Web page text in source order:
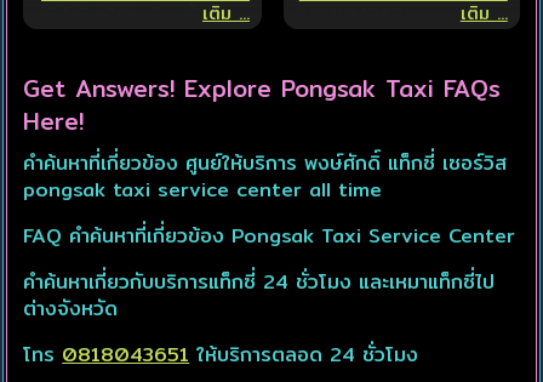
ครับ คนขับรถบริการดีหรือไม่
ไป
ทางศูนย์มีการประเมินคนขับ
ทุกเดือนครับ
ขอบคุณมากครับ คุณลูกค้า
ใช้บริการครั้งถัดไป ติดต่อ
ศูนย์บริการจองรถแท็กซี่โทร
0818043651 ได้โดยตรง
ไปและกลับมีบริการทั่วทุกพื้นที่
ตลอด 24 ชั่วโมงขอบคุณ
ครับ
https://www.pongsaktax
เดินทางที่มีคุณภาพ ทั้งรถที่
มีประสพการณ์ทางด้านการขับ
รถมากกว่า 10 ปีขึ้นไป มี
ยลไทม์ตลอดการเดินทาง
ลูกค้าจึงมั่นใจตลอดการเดิน
ทาง อย่างมั่นใจ
บริการโดยทืมงาน
Pongsaktaxiservice ที่มี
ความชำนาญด้านการขับรถ ที่
มีประสบการ-ขับรถสาธารณะ
สามารถควบคุบใด้สะดวก
ฟรี ไม่มีค่าใช้จ่ายใดๆทั้งสิ้น
พึงพอใจเรียกใช้บริการได้
แนะนำขั้นตอน เรียกรถแท็กซี่
ด่วนๆ
เรียกแท็กซี่เร่งด่วน หรือ จอง
ล่วงหน้า เพื่อความสะดวกและ
รวดเร็ว ทำตามขั้นตอน ดังนี้
PongsakID :@424rfnbg
🚖 แชร์ตำแหน่ง หรือ
location
🚖 แจ้งรายละเอียดปลายทางที่
จะไป
🚖 เลือกรถ ขนาดรถ ที่
เติม ...
ค่าบริการเริ่มต้น 250 บาท
ละ 10 บาท
ระยะทางเกิน 250/กิโลเมตร
ระยะทางเกิน 600 /กิโลเมตร
ละ 8 บาท
จองไปและกลับ วันถัดไป
เติม ...
Get Answers! Explore Pongsak Taxi FAQs
Here!
คำค้นหาที่เกี่ยวข้อง ศูนย์ให้บริการ พงษ์ศักดิ์ แท็กซี่ เซอร์วิส
pongsak taxi service center all time
FAQ คำค้นหาที่เกี่ยวข้อง Pongsak Taxi Service Center
คำค้นหาเกี่ยวกับบริการแท็กซี่ 24 ชั่วโมง และเหมาแท็กซี่ไป
ต่างจังหวัด
โทร 0818043651 ให้บริการตลอด 24 ชั่วโมง